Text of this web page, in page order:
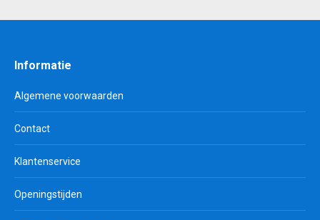
Informatie
Algemene voorwaarden
Contact
Klantenservice
Openingstijden